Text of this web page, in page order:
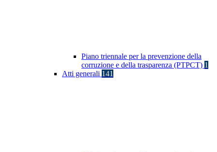
Piano triennale per la prevenzione della
corruzione e della trasparenza (PTPCT) 1
Atti generali 141